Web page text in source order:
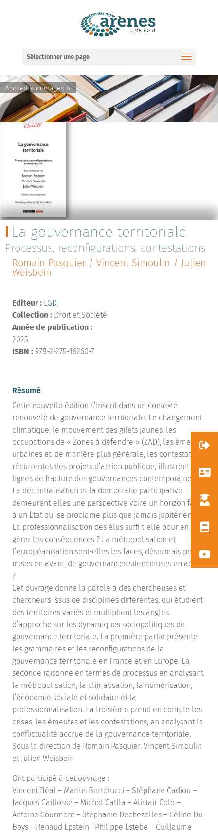
Sélectionner une page
Accueil» ouvrages »
La gouvernance territoriale
Processus, reconfigurations, contestations
Romain Pasquier / Vincent Simoulin / Julien
Weisbein
Editeur : LGDJ
Collection : Droit et Société
Année de publication :
2025
ISBN : 978-2-275-16260-7
Résumé
Cette nouvelle édition s’inscrit dans un contexte
renouvelé de gouvernance territoriale. Le changement
climatique, le mouvement des gilets jaunes, les
occupations de « Zones à défendre » (ZAD), les émeutes
urbaines et, de manière plus générale, les contestations
récurrentes des projets d’action publique, illustrent les
lignes de fracture des gouvernances contemporaines.
La décentralisation et la démocratie participative
demeurent-elles une perspective voire un horizon face
à un État qui se proclame plus que jamais jupitérien ?
La professionnalisation des élus sufﬁ t-elle pour en
gérer les conséquences ? La métropolisation et
l’européanisation sont-elles les faces, désormais peu
mises en avant, de gouvernances silencieuses en action
?
Cet ouvrage donne la parole à des chercheuses et
chercheurs issus de disciplines différentes, qui étudient
des territoires variés et multiplient les angles
d’approche sur les dynamiques sociopolitiques de
gouvernance territoriale. La première partie présente
les grammaires et les reconﬁgurations de la
gouvernance territoriale en France et en Europe. La
seconde raisonne en termes de processus en analysant
la métropolisation, la climatisation, la numérisation,
l’économie sociale et solidaire et la
professionnalisation. La troisième prend en compte les
crises, les émeutes et les contestations, en analysant la
conﬂictualité accrue de la gouvernance territoriale.
Sous la direction de Romain Pasquier, Vincent Simoulin
et Julien Weisbein
Ont participé à cet ouvrage :
Vincent Béal – Marius Bertolucci – Stéphane Cadiou –
Jacques Caillosse – Michel Catlla – Alistair Cole –
Antoine Courmont – Stéphanie Dechezelles – Céline Du
Boys – Renaud Epstein –Philippe Estebe – Guillaume